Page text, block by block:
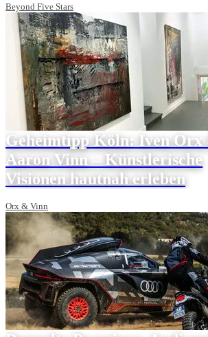
Beyond Five Stars
Geheimtipp Köln: Iven Orx
Aaron Vinn – Künstlerische
Visionen hautnah erleben
Orx & Vinn